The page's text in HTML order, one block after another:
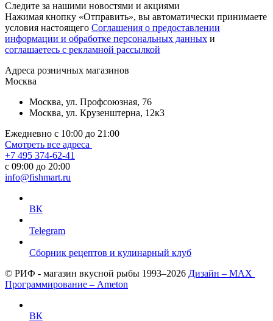
Следите за нашими новостями и акциями
Нажимая кнопку «Отправить», вы автоматически принимаете
условия настоящего Cоглашения о предоставлении
информации и обработке персональных данных и
соглашаетесь с рекламной рассылкой
Aдреса розничных магазинов
Москва
Москва, ул. Профсоюзная, 76
Москва, ул. Крузенштерна, 12к3
Ежедневно с 10:00 до 21:00
Смотреть все адреса
+7 495 374-62-41
c 09:00 до 20:00
info@fishmart.ru
ВК
Telegram
Сборник рецептов и кулинарный клуб
© РИФ - магазин вкусной рыбы 1993–2026 Дизайн – MAX
Программирование – Ameton
ВК